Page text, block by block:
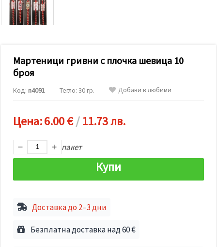
релевантно
съдържание
и реклами,
включително
за анализ
маркетинг.
съгласиш
използваме
всички
като
натиснеш
"Приеми
посочиш
"Настройки",
дадения
Мартеници гривни с плочка шевица 10
броя
Код: n4091 Тегло: 30 гр. Добави в любими
Цена:6.00 €/11.73 лв.
пакет
Купи
Доставка до 2–3 дни
Безплатна доставка над 60 €